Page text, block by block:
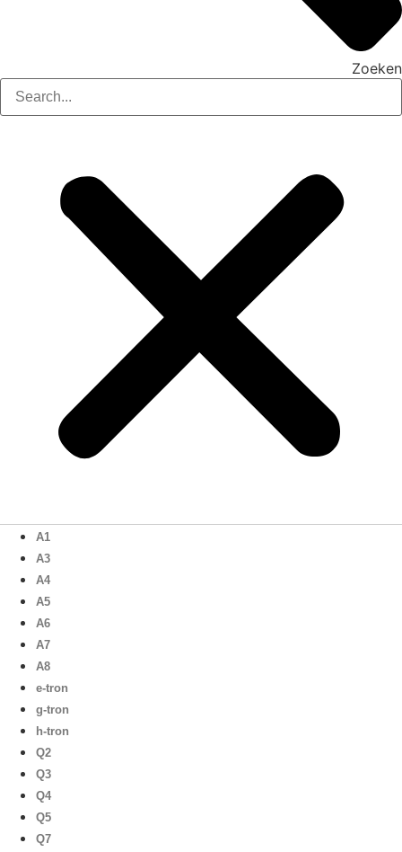
Zoeken
A1
A3
A4
A5
A6
A7
A8
e-tron
g-tron
h-tron
Q2
Q3
Q4
Q5
Q7